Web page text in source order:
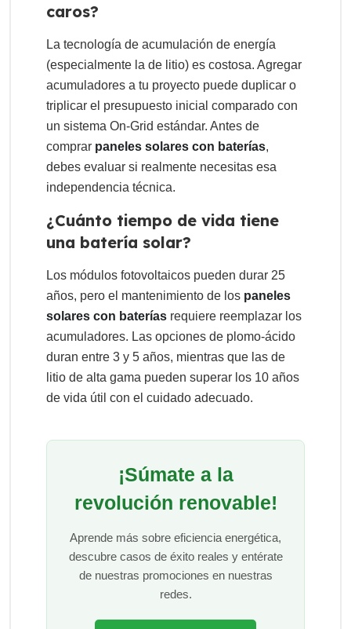
caros?
La tecnología de acumulación de energía
(especialmente la de litio) es costosa. Agregar
acumuladores a tu proyecto puede duplicar o
triplicar el presupuesto inicial comparado con
un sistema On-Grid estándar. Antes de
comprar paneles solares con baterías,
debes evaluar si realmente necesitas esa
independencia técnica.
¿Cuánto tiempo de vida tiene
una batería solar?
Los módulos fotovoltaicos pueden durar 25
años, pero el mantenimiento de los paneles
solares con baterías requiere reemplazar los
acumuladores. Las opciones de plomo-ácido
duran entre 3 y 5 años, mientras que las de
litio de alta gama pueden superar los 10 años
de vida útil con el cuidado adecuado.
¡Súmate a la
revolución renovable!
Aprende más sobre eficiencia energética,
descubre casos de éxito reales y entérate
de nuestras promociones en nuestras
redes.